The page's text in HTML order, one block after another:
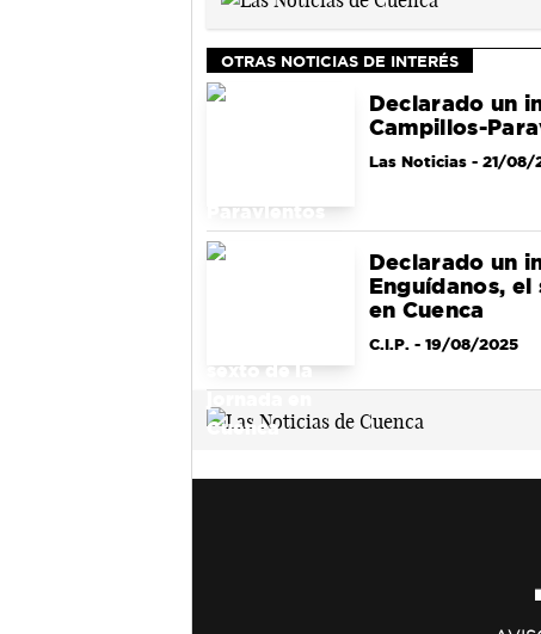
OTRAS NOTICIAS DE INTERÉS
Declarado un
Campillos-
Las Noticias- 21/08/
Declarado un
Enguídanos,
en Cuenca
C.I.P.- 19/08/2025